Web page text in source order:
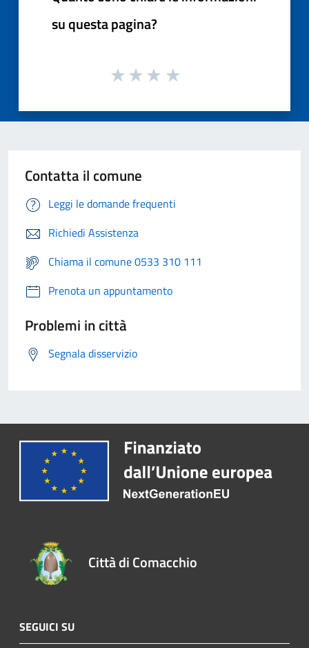
su questa pagina?
Contatta il comune
Leggi le domande frequenti
Richiedi Assistenza
Chiama il comune 0533 310 111
Prenota un appuntamento
Problemi in città
Segnala disservizio
Città di Comacchio
SEGUICI SU